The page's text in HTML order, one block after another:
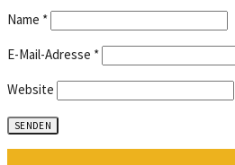
Name *
E-Mail-Adresse *
Website